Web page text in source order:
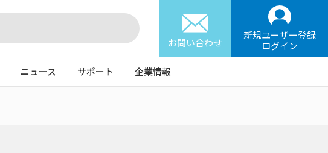
お問い合わせ
新規ユーザー登録
ログイン
ニュース サポート 企業情報